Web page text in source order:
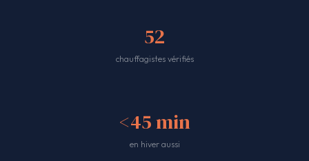
52
chauffagistes vérifiés
<45 min
en hiver aussi